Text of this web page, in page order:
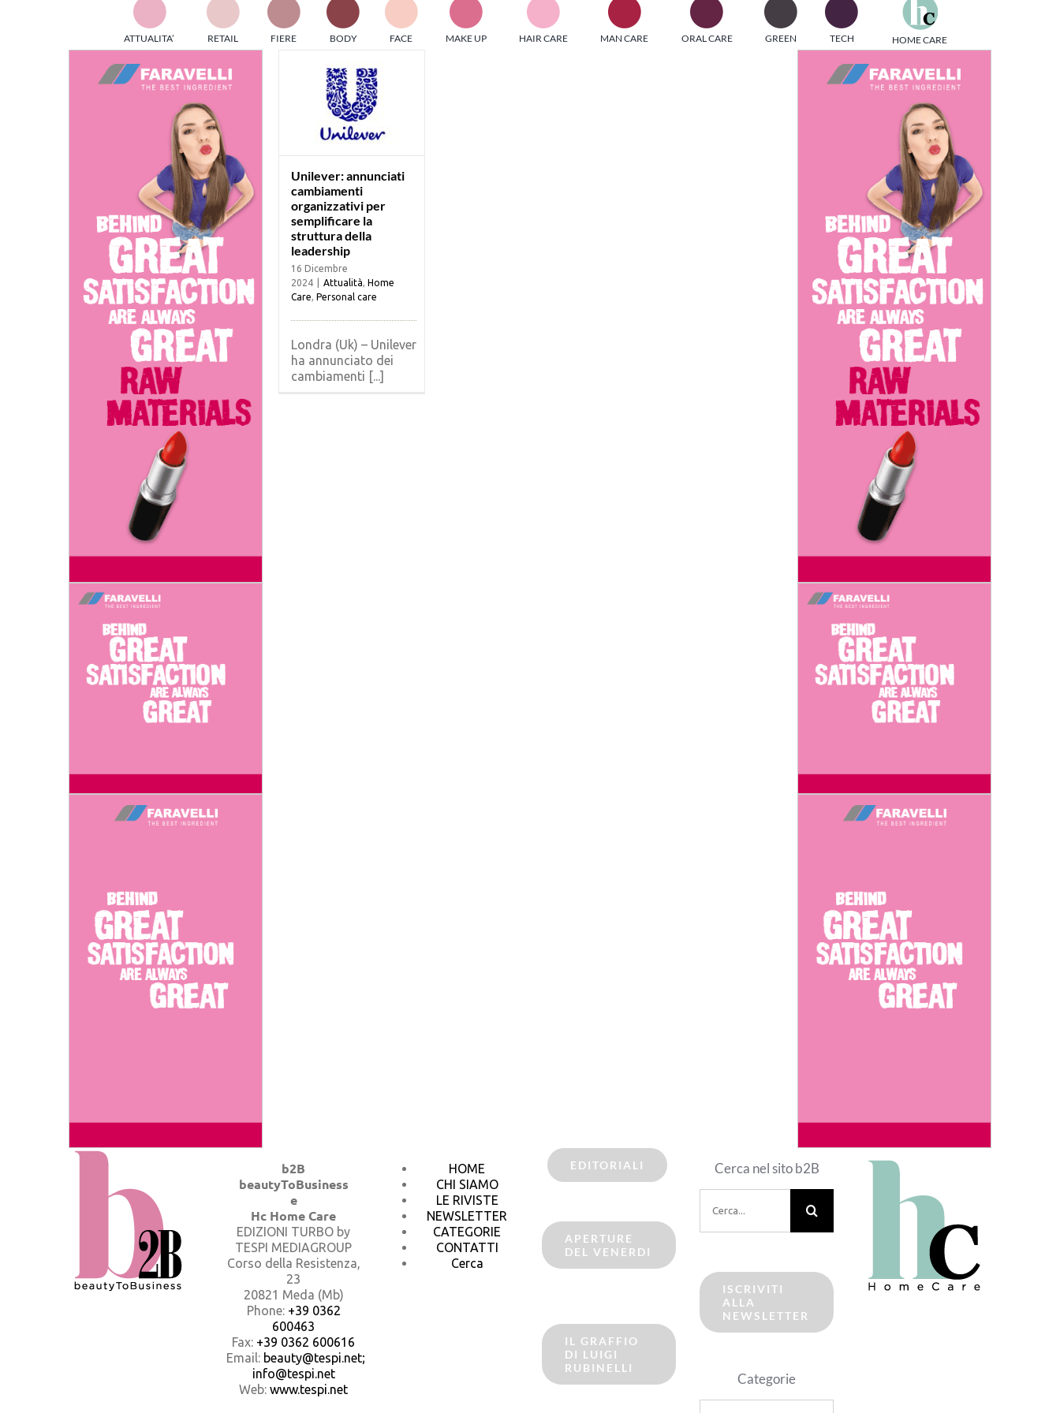
TESPI MEDIAGROUP racchiude un pool di società di comunicazione
particolare, attraverso numerose riviste verticali, fornisce strumenti di
informazione che coinvolgono gli attori nei settori beauty, food,
technology, entertainment e sport.
Stay tuned!
ATTUALITA’ RETAIL FIERE BODY FACE MAKE UP HAIR CARE MAN CARE ORAL CARE GREEN TECH HOME CARE
organizzativi per
semplificare la
struttura della
Unilever: annunciati
cambiamenti
organizzativi per
semplificare la
struttura della
leadership
16 Dicembre
2024
Attualità Home
Care Personal care
Londra (Uk) – Unilever
ha annunciato dei
cambiamenti [...]
b2B
beautyToBusiness
e
Hc Home Care
EDIZIONI TURBO by
TESPI MEDIAGROUP
Corso della Resistenza,
23
20821 Meda (Mb)
Phone: +39 0362
600463
Fax: +39 0362 600616
Email: beauty@tespi.net;
info@tespi.net
Web: www.tespi.net
HOME
CHI SIAMO
LE RIVISTE
NEWSLETTER
CATEGORIE
CONTATTI
Cerca
EDITORIALI
APERTURE
DEL VENERDI
IL GRAFFIO
DI LUIGI
RUBINELLI
Cerca nel sito b2B
per:
ISCRIVITI
ALLA
NEWSLETTER
Categorie